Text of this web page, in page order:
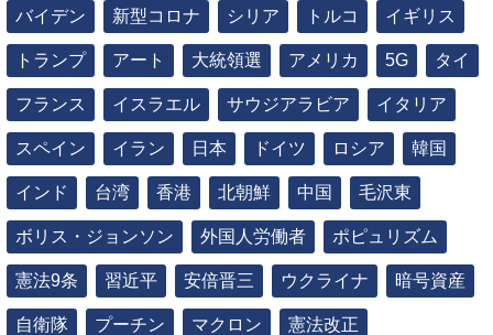
バイデン 新型コロナ シリア トルコ イギリス
トランプ アート 大統領選 アメリカ 5G タイ
フランス イスラエル サウジアラビア イタリア
スペイン イラン 日本 ドイツ ロシア 韓国
インド 台湾 香港 北朝鮮 中国 毛沢東
ボリス・ジョンソン 外国人労働者 ポピュリズム
憲法9条 習近平 安倍晋三 ウクライナ 暗号資産
自衛隊 プーチン マクロン 憲法改正